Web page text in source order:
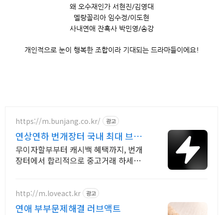
왜 오수재인가 서현진/김영대
멜랑꼴리아 임수정/이도현
사내연애 잔혹사 박민영/송강
개인적으로 눈이 행복한 조합이라 기대되는 드라마들이에요!
https://m.bunjang.co.kr/ 광고
연상연하 번개장터 국내 최대 브랜
드 중고거래
무이자할부부터 캐시백 혜택까지, 번개
장터에서 합리적으로 중고거래 하세요
드
http://m.loveact.kr 광고
연애 부부문제해결 러브액트